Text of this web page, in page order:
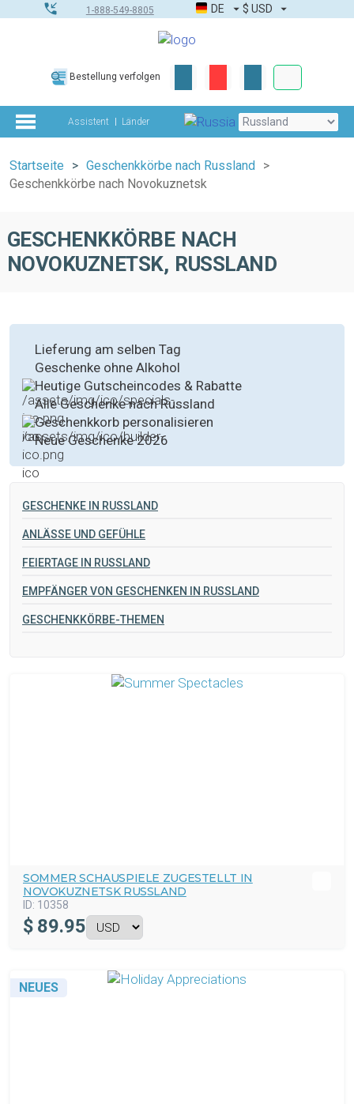
1-888-549-8805 DE $ USD
Bestellung verfolgen
Assistent Länder
Startseite
Geschenkkörbe nach Russland
Geschenkkörbe nach Novokuznetsk
GESCHENKKÖRBE NACH
NOVOKUZNETSK, RUSSLAND
Lieferung am selben Tag
Geschenke ohne Alkohol
Heutige Gutscheincodes & Rabatte
Alle Geschenke nach Russland
Geschenkkorb personalisieren
Neue Geschenke 2026
GESCHENKE IN RUSSLAND
ANLÄSSE UND GEFÜHLE
FEIERTAGE IN RUSSLAND
EMPFÄNGER VON GESCHENKEN IN RUSSLAND
GESCHENKKÖRBE-THEMEN
SOMMER SCHAUSPIELE ZUGESTELLT IN
NOVOKUZNETSK RUSSLAND
ID: 10358
$ 89.95
NEUES